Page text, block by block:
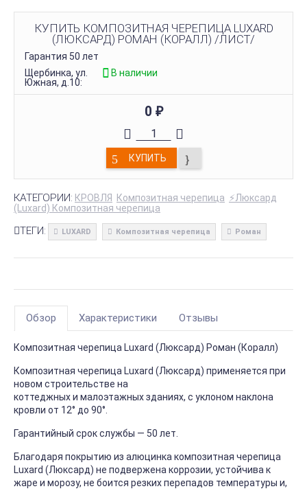
КУПИТЬ КОМПОЗИТНАЯ ЧЕРЕПИЦА LUXARD
(ЛЮКСАРД) РОМАН (КОРАЛЛ) /ЛИСТ/
Гарантия 50 лет
Щербинка, ул.
Южная, д.10:
В наличии
0 ₽
КУПИТЬ
КАТЕГОРИИ: КРОВЛЯ Композитная черепица ⚡Люксард
(Luxard) Композитная черепица
ТЕГИ: LUXARD Композитная черепица Роман
Обзор Характеристики Отзывы
Композитная черепица Luxard (Люксард) Роман (Коралл)
Композитная черепица Luxard (Люксард) применяется при
новом строительстве на
коттеджных и малоэтажных зданиях, с уклоном наклона
кровли от 12° до 90°.
Гарантийный срок службы — 50 лет.
Благодаря покрытию из алюцинка композитная черепица
Luxard (Люксард) не подвержена коррозии, устойчива к
жаре и морозу, не боится резких перепадов температуры и,